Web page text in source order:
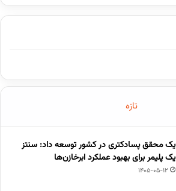
تازه
یک محقق پسادکتری در کشور توسعه داد: سنتز
یک پلیمر برای بهبود عملکرد ابرخازن‌ها
1405-05-12